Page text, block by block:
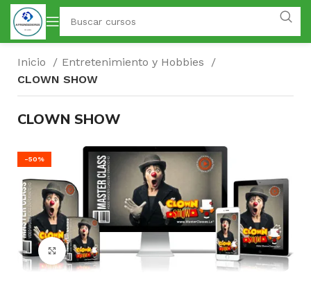
Inicio
Entretenimiento y Hobbies
CLOWN SHOW
CLOWN SHOW
-50%
Click para agrandar